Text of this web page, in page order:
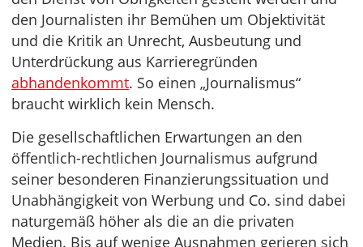
den Journalisten ihr Bemühen um Objektivität
und die Kritik an Unrecht, Ausbeutung und
Unterdrückung aus Karrieregründen
abhandenkommt. So einen „Journalismus“
braucht wirklich kein Mensch.
Die gesellschaftlichen Erwartungen an den
öffentlich-rechtlichen Journalismus aufgrund
seiner besonderen Finanzierungssituation und
Unabhängigkeit von Werbung und Co. sind dabei
naturgemäß höher als die an die privaten
Medien. Bis auf wenige Ausnahmen gerieren sich